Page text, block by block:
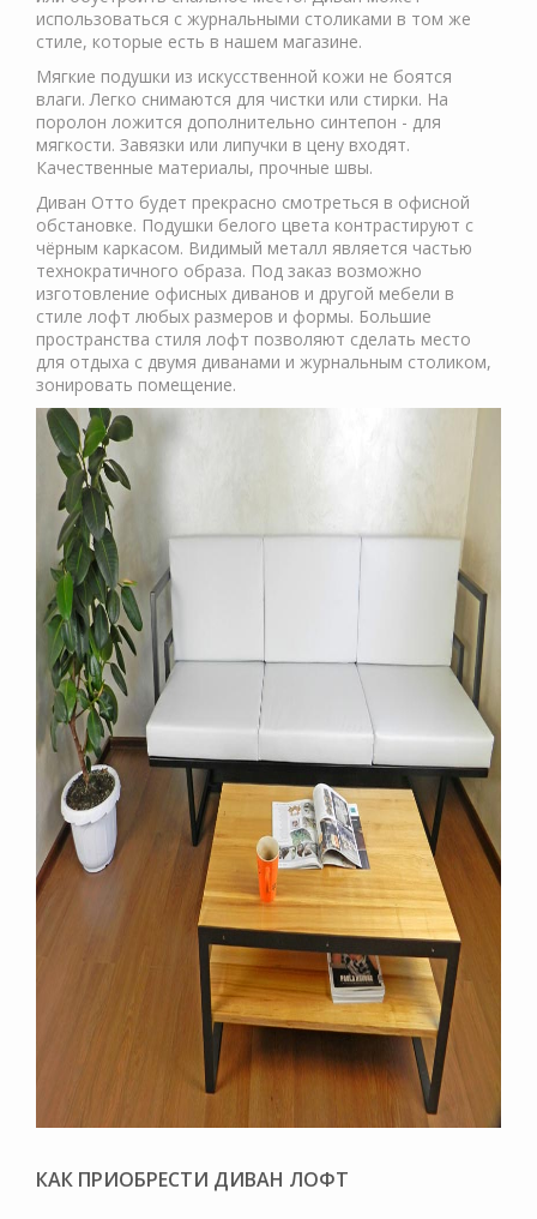
использоваться с журнальными столиками в том же
стиле, которые есть в нашем магазине.
Мягкие подушки из искусственной кожи не боятся
влаги. Легко снимаются для чистки или стирки. На
поролон ложится дополнительно синтепон - для
мягкости. Завязки или липучки в цену входят.
Качественные материалы, прочные швы.
Диван Отто будет прекрасно смотреться в офисной
обстановке. Подушки белого цвета контрастируют с
чёрным каркасом. Видимый металл является частью
технократичного образа. Под заказ возможно
изготовление офисных диванов и другой мебели в
стиле лофт любых размеров и формы. Большие
пространства стиля лофт позволяют сделать место
для отдыха с двумя диванами и журнальным столиком,
зонировать помещение.
КАК ПРИОБРЕСТИ ДИВАН ЛОФТ